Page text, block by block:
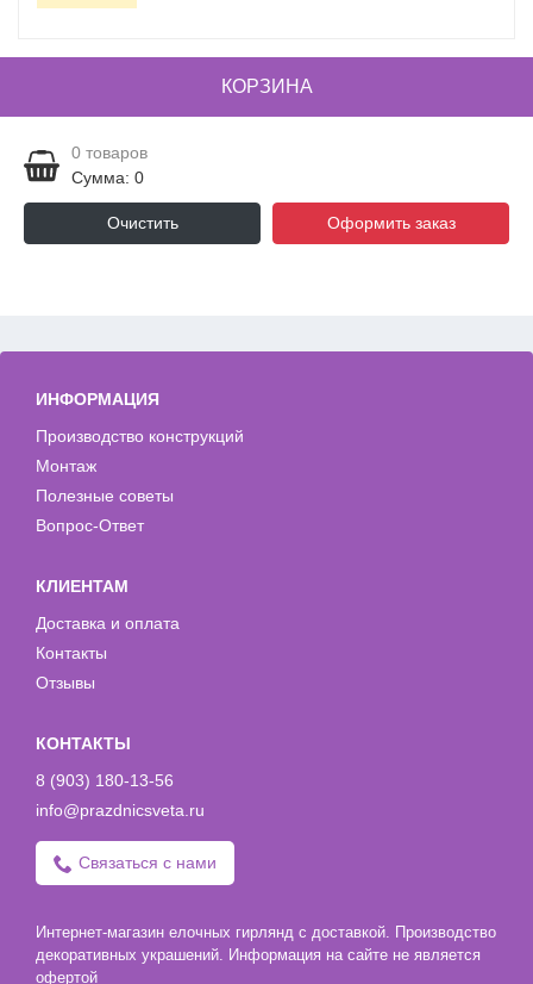
КОРЗИНА
0 товаров
Сумма: 0
Очистить Оформить заказ
ИНФОРМАЦИЯ
Производство конструкций
Монтаж
Полезные советы
Вопрос-Ответ
КЛИЕНТАМ
Доставка и оплата
Контакты
Отзывы
КОНТАКТЫ
8 (903) 180-13-56
info@prazdnicsveta.ru
Связаться с нами
Интернет-магазин елочных гирлянд с доставкой. Производство
декоративных украшений. Информация на сайте не является
офертой